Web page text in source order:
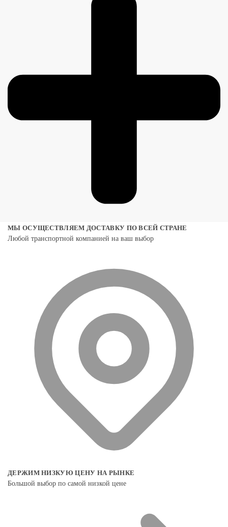
МЫ ОСУЩЕСТВЛЯЕМ ДОСТАВКУ ПО ВСЕЙ СТРАНЕ
Любой транспортной компанией на ваш выбор
ДЕРЖИМ НИЗКУЮ ЦЕНУ НА РЫНКЕ
Большой выбор по самой низкой цене